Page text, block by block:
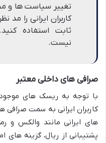
تغییر سیاست ها و
ثابت استفاده
نیست.
صرافی های داخلی معتبر
با توجه به ریسک های
کاربران ایرانی به سمت صرافی
های ایرانی مانند والکس و
پشتیبانی از ریال، گزینه های